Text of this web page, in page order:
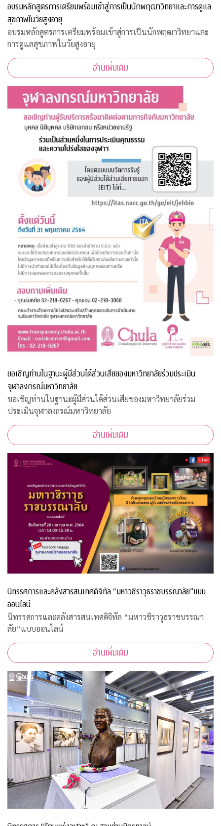
อบรมหลักสูตรการเตรียมพร้อมเข้าสู่การเป็นนักพฤฒาวิทยาและการดูแล
สุขภาพในวัยสูงอายุ
อบรมหลักสูตรการเตรียมพร้อมเข้าสู่การเป็นนักพฤฒาวิทยาและ
การดูแลสุขภาพในวัยสูงอายุ
อ่านเพิ่มเติม
ขอเชิญท่านในฐานะผู้มีส่วนได้ส่วนเสียของมหาวิทยาลัยร่วมประเมิน
จุฬาลงกรณ์มหาวิทยาลัย
ขอเชิญท่านในฐานะผู้มีส่วนได้ส่วนเสียของมหาวิทยาลัยร่วม
ประเมินจุฬาลงกรณ์มหาวิทยาลัย
อ่านเพิ่มเติม
นิทรรศการและคลังสารสนเทศดิจิทัล “มหาวชิราวุธราชบรรณาลัย”แบบ
ออนไลน์
นิทรรศการและคลังสารสนเทศดิจิทัล “มหาวชิราวุธราชบรรณา
ลัย”แบบออนไลน์
อ่านเพิ่มเติม